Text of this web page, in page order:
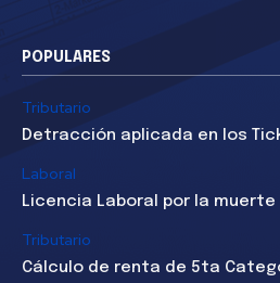
POPULARES
Tributario
Detracción aplicada en los
Laboral
Licencia Laboral por la muerte
Tributario
Cálculo de renta de 5ta